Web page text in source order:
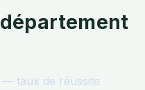
taux de réussite